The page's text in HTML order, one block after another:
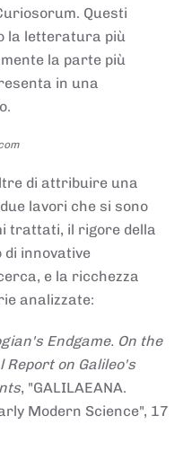
Questi
la letteratura più
la parte più
in una
di attribuire una
lavori che si sono
trattati, il rigore della
innovative
e la ricchezza
analizzate:
Endgame. On the
Report on Galileo's
, "GALILAEANA.
Modern Science", 17